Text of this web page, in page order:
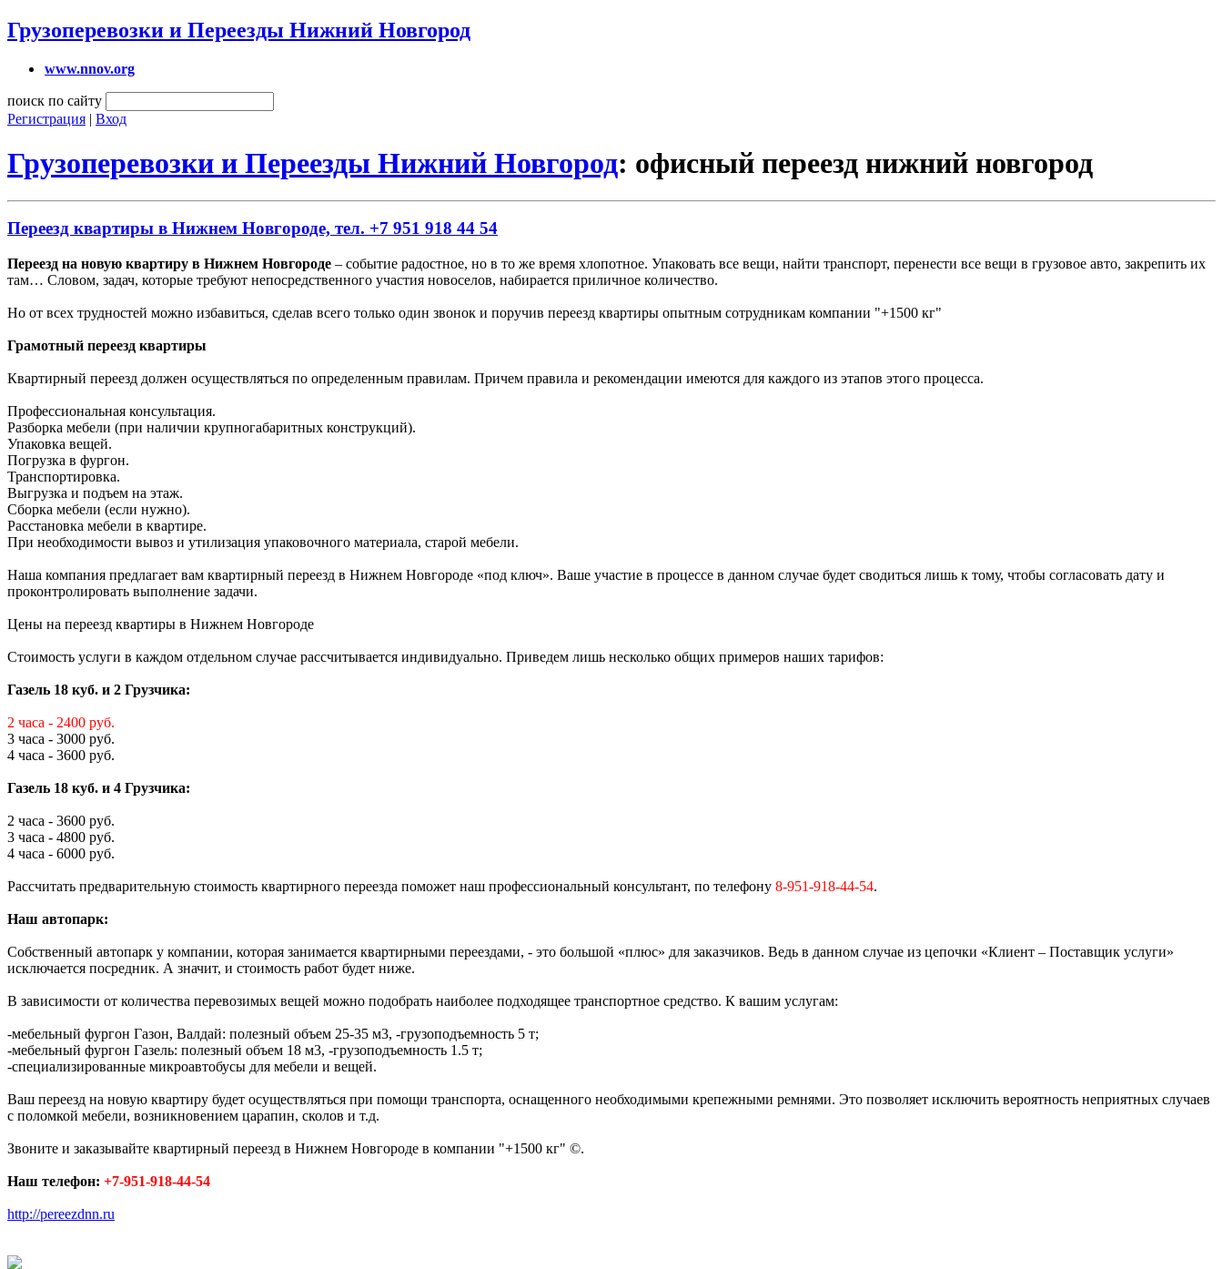
Грузоперевозки и Переезды Нижний Новгород
www.nnov.org
поиск по сайту
Регистрация | Вход
Грузоперевозки и Переезды Нижний Новгород: офисный переезд нижний новгород
Переезд квартиры в Нижнем Новгороде, тел. +7 951 918 44 54
Переезд на новую квартиру в Нижнем Новгороде – событие радостное, но в то же время хлопотное. Упаковать все вещи, найти транспорт, перенести все вещи в грузовое авто, закрепить их
там… Словом, задач, которые требуют непосредственного участия новоселов, набирается приличное количество.
Но от всех трудностей можно избавиться, сделав всего только один звонок и поручив переезд квартиры опытным сотрудникам компании "+1500 кг"
Грамотный переезд квартиры
Квартирный переезд должен осуществляться по определенным правилам. Причем правила и рекомендации имеются для каждого из этапов этого процесса.
Профессиональная консультация.
Разборка мебели (при наличии крупногабаритных конструкций).
Упаковка вещей.
Погрузка в фургон.
Транспортировка.
Выгрузка и подъем на этаж.
Сборка мебели (если нужно).
Расстановка мебели в квартире.
При необходимости вывоз и утилизация упаковочного материала, старой мебели.
Наша компания предлагает вам квартирный переезд в Нижнем Новгороде «под ключ». Ваше участие в процессе в данном случае будет сводиться лишь к тому, чтобы согласовать дату и
проконтролировать выполнение задачи.
Цены на переезд квартиры в Нижнем Новгороде
Стоимость услуги в каждом отдельном случае рассчитывается индивидуально. Приведем лишь несколько общих примеров наших тарифов:
Газель 18 куб. и 2 Грузчика:
2 часа - 2400 руб.
3 часа - 3000 руб.
4 часа - 3600 руб.
Газель 18 куб. и 4 Грузчика:
2 часа - 3600 руб.
3 часа - 4800 руб.
4 часа - 6000 руб.
Рассчитать предварительную стоимость квартирного переезда поможет наш профессиональный консультант, по телефону 8-951-918-44-54.
Наш автопарк:
Собственный автопарк у компании, которая занимается квартирными переездами, - это большой «плюс» для заказчиков. Ведь в данном случае из цепочки «Клиент – Поставщик услуги»
исключается посредник. А значит, и стоимость работ будет ниже.
В зависимости от количества перевозимых вещей можно подобрать наиболее подходящее транспортное средство. К вашим услугам:
-мебельный фургон Газон, Валдай: полезный объем 25-35 м3, -грузоподъемность 5 т;
-мебельный фургон Газель: полезный объем 18 м3, -грузоподъемность 1.5 т;
-специализированные микроавтобусы для мебели и вещей.
Ваш переезд на новую квартиру будет осуществляться при помощи транспорта, оснащенного необходимыми крепежными ремнями. Это позволяет исключить вероятность неприятных случаев
с поломкой мебели, возникновением царапин, сколов и т.д.
Звоните и заказывайте квартирный переезд в Нижнем Новгороде в компании "+1500 кг" ©.
Наш телефон: +7-951-918-44-54
http://pereezdnn.ru